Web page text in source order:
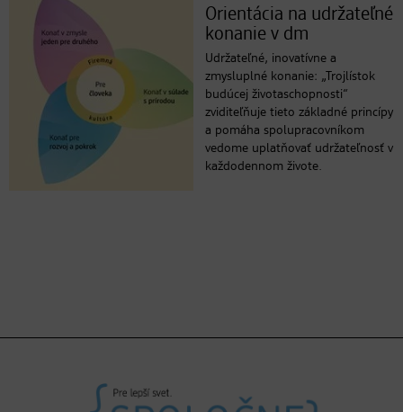
Orientácia na udržateľné
konanie v dm
Udržateľné, inovatívne a
zmysluplné konanie: „Trojlístok
budúcej životaschopnosti“
zviditeľňuje tieto základné princípy
a pomáha spolupracovníkom
vedome uplatňovať udržateľnosť v
každodennom živote.